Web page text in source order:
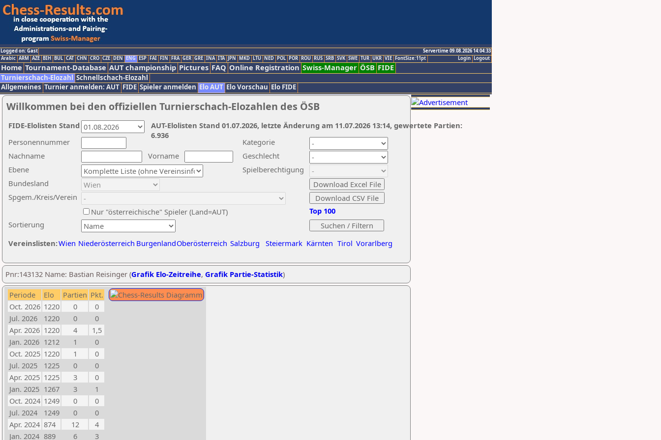
Logged on: Gast
Servertime 09.08.2026 14:04:33
Logout
Login
Arabic ARM AZE BIH BUL CAT CHN CRO CZE DEN ENG ESP FAI FIN FRA GER GRE INA ITA JPN MKD LTU NED POL POR ROU RUS SRB SVK SWE TUR UKR VIE FontSize:11pt
Home Tournament-Database AUT championship Pictures FAQ Online Registration Swiss-Manager ÖSB FIDE
Turnierschach-Elozahl Schnellschach-Elozahl
Allgemeines Turnier anmelden: AUT FIDE Spieler anmelden Elo AUT Elo Vorschau Elo FIDE
Willkommen bei den offiziellen Turnierschach-Elozahlen des ÖSB
Nachname
Vorname
Ebene
Kategorie
Sortierung
Personennummer
Bundesland
Spgem./Kreis/Verein
Geschlecht
Nur "österreichische" Spieler (Land=AUT)
Spielberechtigung
Vereinslisten:Wien Niederösterreich BurgenlandOberösterreich Salzburg Steiermark Kärnten Tirol Vorarlberg
Top 100
AUT-Elolisten Stand 01.07.2026, letzte Änderung am 11.07.2026 13:14, gewertete Partien:
6.936
FIDE-Elolisten Stand
Pnr:143132 Name: Bastian Reisinger (Grafik Elo-Zeitreihe, Grafik Partie-Statistik)
Periode Elo Partien Pkt.
Oct. 2026 1220 0
0
Jul. 2026
1220 0
0
Apr. 2026 1220 4
1,5
Jan. 2026 1212 1
0
Oct. 2025 1220 1
0
Jul. 2025
1225 0
0
Apr. 2025 1225 3
0
Jan. 2025 1267 3
1
Oct. 2024 1249 0
0
Jul. 2024
1249 0
0
Apr. 2024 874 12
4
Jan. 2024 889 6 3